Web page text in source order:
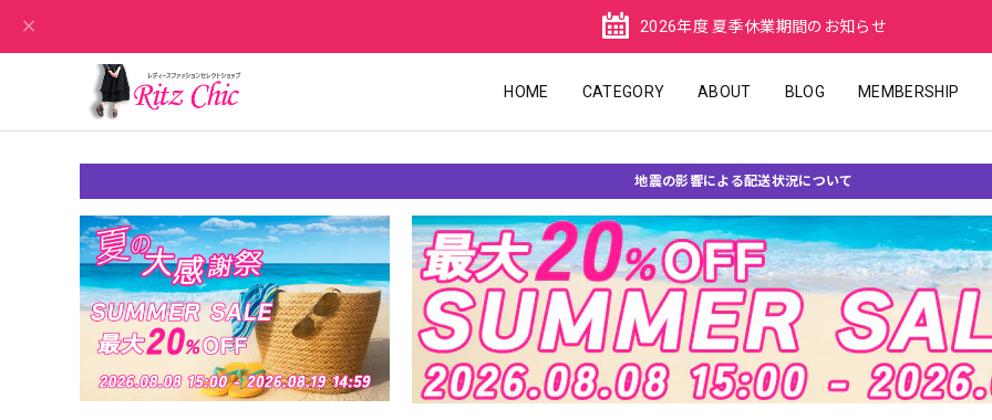
2026年度 夏季休業期間のお知らせ
HOME CATEGORY ABOUT BLOG MEMBERSHIP
地震の影響による配送状況について